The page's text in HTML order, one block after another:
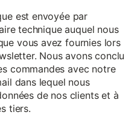
est envoyée par
technique auquel nous
vous avez fournies lors
Nous avons conclu
commandes avec notre
dans lequel nous
de nos clients et à
tiers.